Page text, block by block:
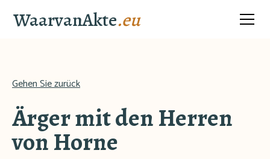
WaarvanAkte.eu
Gehen Sie zurück
Ärger mit den Herren
von Horne